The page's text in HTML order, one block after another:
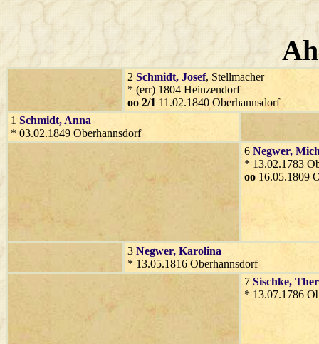
2 Schmidt, Josef, Stellmacher
* (err) 1804 Heinzendorf
oo 2/1 11.02.1840 Oberhannsdorf
1 Schmidt, Anna
* 03.02.1849 Oberhannsdorf
6 Negwer,
* 13.02.1783
oo 16.05.1809
3 Negwer, Karolina
* 13.05.1816 Oberhannsdorf
7 Sischke,
* 13.07.1786